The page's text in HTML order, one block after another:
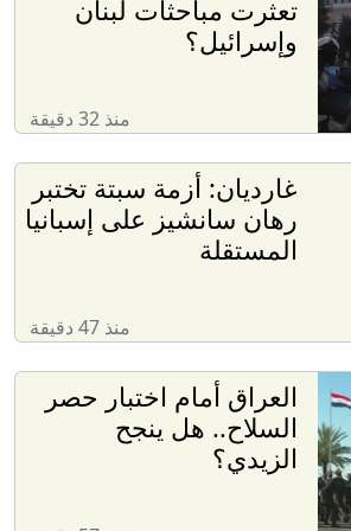
تعثرت مباحثات لبنان
وإسرائيل؟
منذ 32 دقيقة
غارديان: أزمة سبتة تختبر
رهان سانشيز على إسبانيا
المستقلة
منذ 47 دقيقة
العراق أمام اختبار حصر
السلاح.. هل ينجح
الزيدي؟